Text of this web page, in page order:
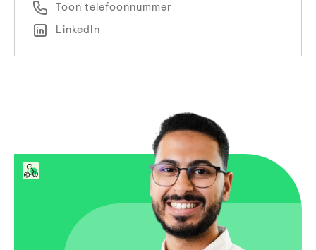
Toon telefoonnummer
LinkedIn